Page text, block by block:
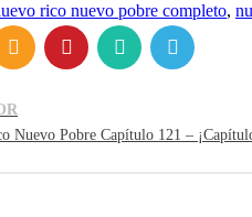
rico nuevo pobre completo,
Nuevo Pobre Capítulo 121 –